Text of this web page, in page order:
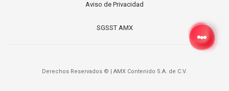
Aviso de Privacidad
SGSST AMX
Derechos Reservados © AMX Contenido S.A. de C.V.